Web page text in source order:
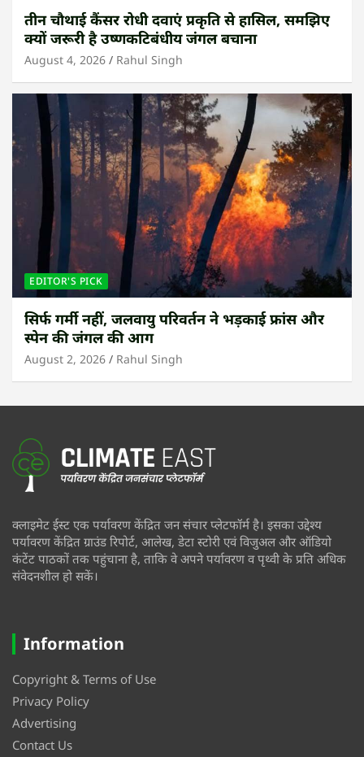
तीन चौथाई कैंसर रोधी दवाएं प्रकृति से हासिल, समझिए
क्यों जरूरी है उष्णकटिबंधीय जंगल बचाना
August 4, 2026 Rahul Singh
EDITOR'S PICK
सिर्फ गर्मी नहीं, जलवायु परिवर्तन ने भड़काई फ्रांस और
स्पेन की जंगल की आग
August 2, 2026 Rahul Singh
क्लाइमेट ईस्ट एक पर्यावरण केंद्रित जन संचार प्लेटफॉर्म है। इसका उद्देश्य
पर्यावरण केंद्रित ग्राउंड रिपोर्ट, आलेख, डेटा स्टोरी एवं विजुअल और ऑडियो
कंटेंट पाठकों तक पहुंचाना है, ताकि वे अपने पर्यावरण व पृथ्वी के प्रति अधिक
संवेदनशील हो सकें।
Information
Copyright & Terms of Use
Privacy Policy
Advertising
Contact Us